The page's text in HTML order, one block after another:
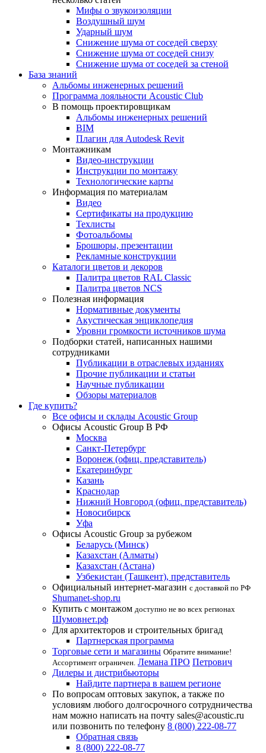
Мифы о звукоизоляции
Воздушный шум
Ударный шум
Снижение шума от соседей сверху
Снижение шума от соседей снизу
Снижение шума от соседей за стеной
База знаний
Альбомы инженерных решений
Программа лояльности Acoustic Club
В помощь проектировщикам
Альбомы инженерных решений
BIM
Плагин для Autodesk Revit
Монтажникам
Видео-инструкции
Инструкции по монтажу
Технологические карты
Информация по материалам
Видео
Сертификаты на продукцию
Техлисты
Фотоальбомы
Брошюры, презентации
Рекламные конструкции
Каталоги цветов и декоров
Палитра цветов RAL Сlassic
Палитра цветов NCS
Полезная информация
Нормативные документы
Акустическая энциклопедия
Уровни громкости источников шума
Подборки статей, написанных нашими
сотрудниками
Публикации в отраслевых изданиях
Прочие публикации и статьи
Научные публикации
Обзоры материалов
Где купить?
Все офисы и склады Acoustic Group
Офисы Acoustic Group В РФ
Москва
Санкт-Петербург
Воронеж (офиц. представитель)
Екатеринбург
Казань
Краснодар
Нижний Новгород (офиц. представитель)
Новосибирск
Уфа
Офисы Acoustic Group за рубежом
Беларусь (Минск)
Казахстан (Алматы)
Казахстан (Астана)
Узбекистан (Ташкент), представитель
Официальный интернет-магазин с доставкой по РФ
Shumanet-shop.ru
Купить с монтажом доступно не во всех регионах
Шумовнет.рф
Для архитекторов и строительных бригад
Партнерская программа
Торговые сети и магазины Обратите внимание!
Ассортимент ограничен. Лемана ПРО Петрович
Дилеры и дистрибьюторы
Найдите партнера в вашем регионе
По вопросам оптовых закупок, а также по
условиям любого долгосрочного сотрудничества
нам можно написать на почту sales@acoustic.ru
или позвонить по телефону 8 (800) 222-08-77
Обратная связь
8 (800) 222-08-77